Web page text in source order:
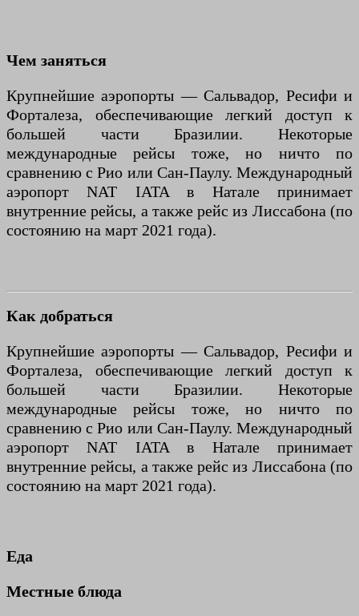
Чем заняться
Крупнейшие аэропорты — Сальвадор, Ресифи и
Форталеза, обеспечивающие легкий доступ к
большей части Бразилии. Некоторые
международные рейсы тоже, но ничто по
сравнению с Рио или Сан-Паулу. Международный
аэропорт NAT IATA в Натале принимает
внутренние рейсы, а также рейс из Лиссабона (по
состоянию на март 2021 года).
Как добраться
Крупнейшие аэропорты — Сальвадор, Ресифи и
Форталеза, обеспечивающие легкий доступ к
большей части Бразилии. Некоторые
международные рейсы тоже, но ничто по
сравнению с Рио или Сан-Паулу. Международный
аэропорт NAT IATA в Натале принимает
внутренние рейсы, а также рейс из Лиссабона (по
состоянию на март 2021 года).
Еда
Местные блюда